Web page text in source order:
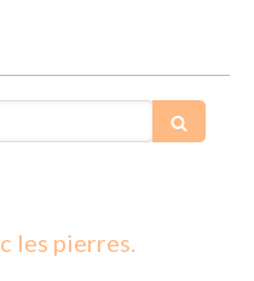
les pierres.